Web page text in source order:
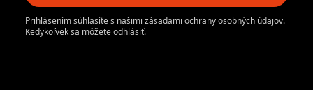
Prihlásením súhlasíte s našimi zásadami ochrany osobných údajov.
Kedykoľvek sa môžete odhlásiť.